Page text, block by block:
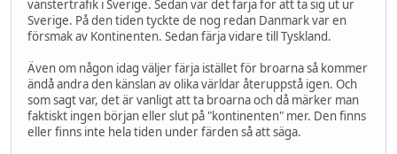
vänstertrafik i Sverige. Sedan var det färja för att ta sig ut ur
Sverige. På den tiden tyckte de nog redan Danmark var en
försmak av Kontinenten. Sedan färja vidare till Tyskland.
Även om någon idag väljer färja istället för broarna så kommer
ändå andra den känslan av olika världar återuppstå igen. Och
som sagt var, det är vanligt att ta broarna och då märker man
faktiskt ingen början eller slut på "kontinenten" mer. Den finns
eller finns inte hela tiden under färden så att säga.